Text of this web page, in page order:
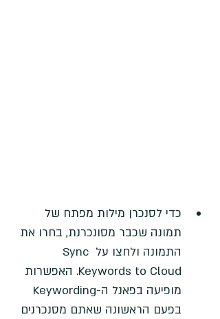
כדי לסנכרן מילות מפתח של
תמונה שכבר מסונכרנת, בחרו את
התמונה ולחצו על Sync
Keywords to Cloud. האפשרות
בפעם הראשונה שאתם מסנכרנים